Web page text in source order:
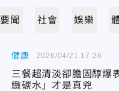
要聞 社會 娛樂
健康
三餐超清淡卻膽固醇爆
緻碳水」才是真兇
2026/04/21 17:26